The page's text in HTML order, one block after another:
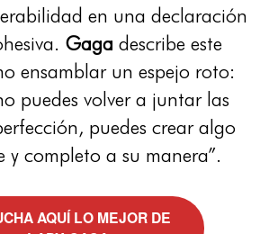
en una declaración
Gaga describe este
ensamblar un espejo roto:
puedes volver a juntar las
puedes crear algo
y completo a su manera”.
AQUÍ LO MEJOR DE